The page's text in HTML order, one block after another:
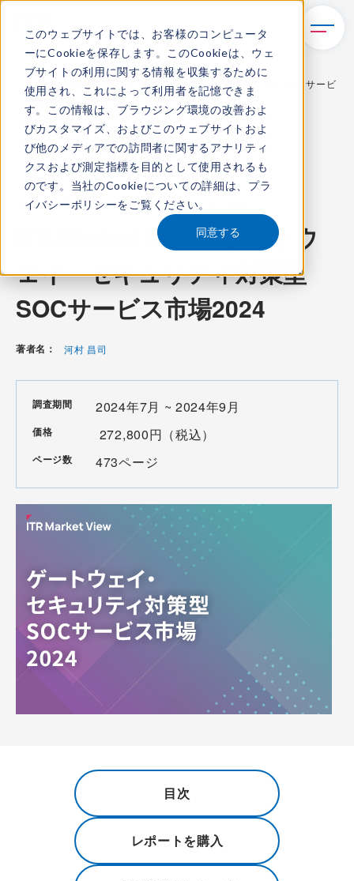
このウェブサイトでは、お客様のコンピュータ
ーにCookieを保存します。このCookieは、ウェ
ブサイトの利用に関する情報を収集するために
使用され、これによって利用者を記憶できま
す。この情報は、ブラウジング環境の改善およ
びカスタマイズ、およびこのウェブサイトおよ
び他のメディアでの訪問者に関するアナリティ
クスおよび測定指標を目的として使用されるも
のです。当社のCookieについての詳細は、 プラ
イバシーポリシーをご覧ください。
同意する
TOP
レポート・ライブラリ
ITR Market View：ゲートウェイ・セキュリティ対策型SOCサービ
ス市場2024
ITR Market View
コンテンツ番号：M-24002100発刊日：2024年11月14日
ITR Market View：ゲートウ
ェイ・セキュリティ対策型
SOCサービス市場2024
著者名： 河村 昌司
調査期間 2024年7月 ~ 2024年9月
価格 272,800円（税込）
ページ数 473ページ
目次
レポートを購入